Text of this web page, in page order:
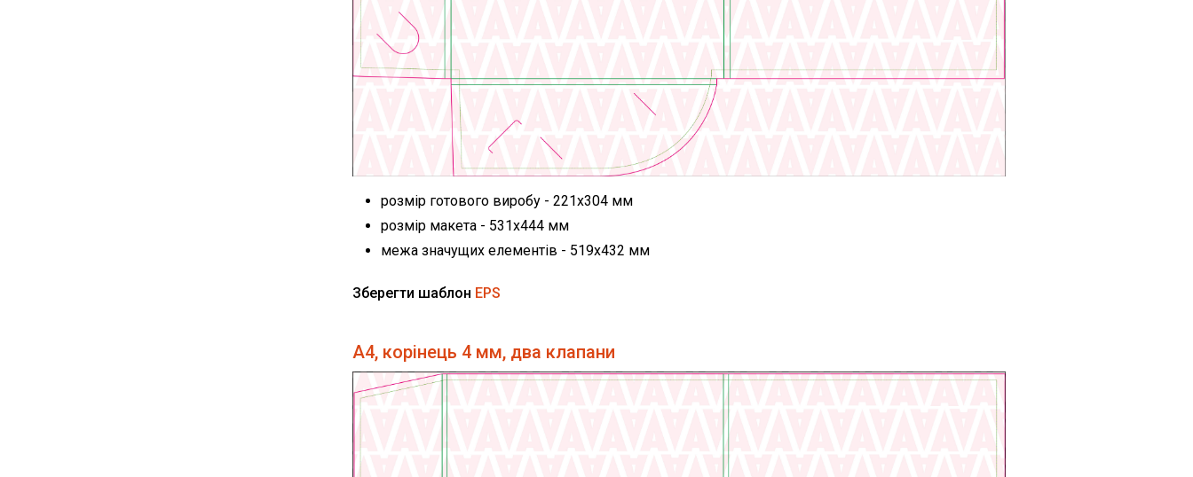
розмір готового виробу - 221х304 мм
розмір макета - 531х444 мм
межа значущих елементів - 519х432 мм
Зберегти шаблон EPS
А4, корінець 4 мм, два клапани